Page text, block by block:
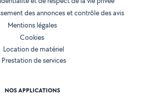
des annonces et contrôle des avis
Mentions légales
Cookies
Location de matériel
Prestation de services
NOS APPLICATIONS